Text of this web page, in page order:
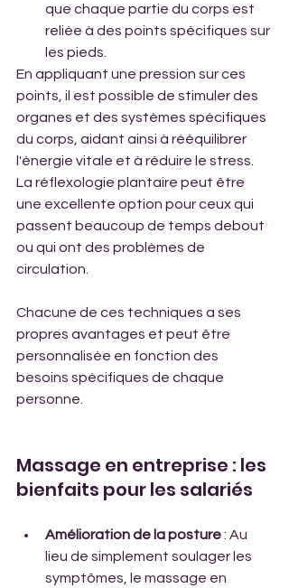
que chaque partie du corps est
reliée à des points spécifiques sur
les pieds.
En appliquant une pression sur ces
points, il est possible de stimuler des
organes et des systèmes spécifiques
du corps, aidant ainsi à rééquilibrer
l'énergie vitale et à réduire le stress.
La réflexologie plantaire peut être
une excellente option pour ceux qui
passent beaucoup de temps debout
ou qui ont des problèmes de
circulation.
Chacune de ces techniques a ses
propres avantages et peut être
personnalisée en fonction des
besoins spécifiques de chaque
personne.
Massage en entreprise : les
bienfaits pour les salariés
Amélioration de la posture : Au
lieu de simplement soulager les
symptômes, le massage en